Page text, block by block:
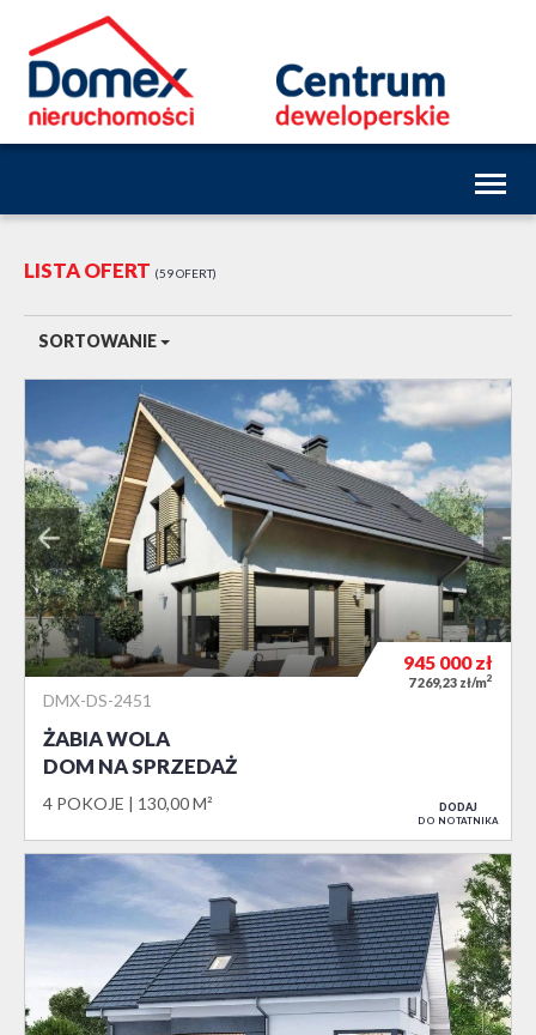
LISTA OFERT 59 OFERT
SORTOWANIE
DMX-DS-2451
ŻABIA WOLA
DOM NA SPRZEDAŻ
4 POKOJE 130,00 M²
945 000zł
7 269,23 zł/m2
DODAJ
DO NOTATNIKA